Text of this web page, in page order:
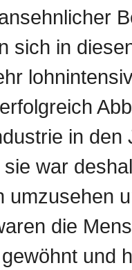
sich in
in
war
umzusehen
die
und